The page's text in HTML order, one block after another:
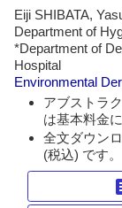
Eiji SHIBATA,
Department of
*Department of
Hospital
Environmental
アブストラ
は基本料金
全文ダウン
(税込) です。